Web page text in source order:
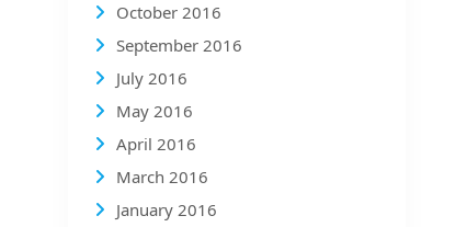
October 2016
September 2016
July 2016
May 2016
April 2016
March 2016
January 2016